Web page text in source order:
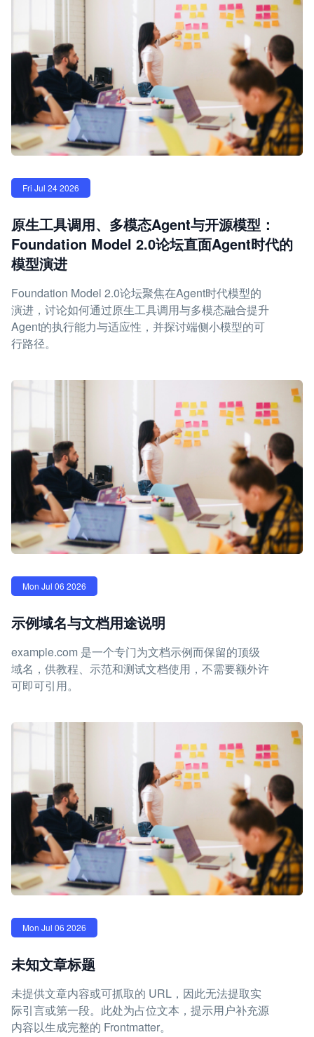
Fri Jul 24 2026
原生工具调用、多模态Agent与开源模型：
Foundation Model 2.0论坛直面Agent时代的
模型演进
Foundation Model 2.0论坛聚焦在Agent时代模型的
演进，讨论如何通过原生工具调用与多模态融合提升
Agent的执行能力与适应性，并探讨端侧小模型的可
行路径。
Mon Jul 06 2026
示例域名与文档用途说明
example.com 是一个专门为文档示例而保留的顶级
域名，供教程、示范和测试文档使用，不需要额外许
可即可引用。
Mon Jul 06 2026
未知文章标题
未提供文章内容或可抓取的 URL，因此无法提取实
际引言或第一段。此处为占位文本，提示用户补充源
内容以生成完整的 Frontmatter。